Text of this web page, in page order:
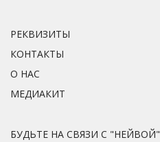
РЕКВИЗИТЫ
КОНТАКТЫ
О НАС
МЕДИАКИТ
БУДЬТЕ НА СВЯЗИ С "НЕЙВОЙ"